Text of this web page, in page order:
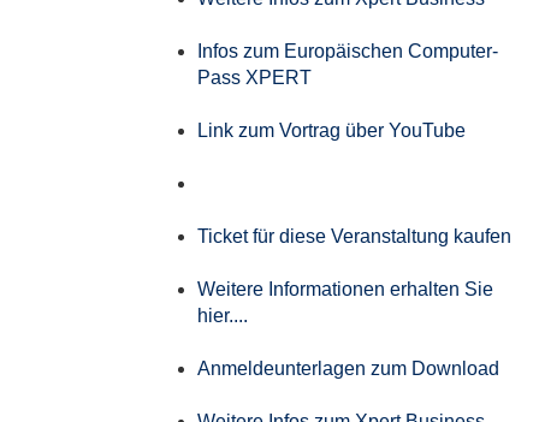
Infos zum Europäischen Computer-
Pass XPERT
Link zum Vortrag über YouTube
Ticket für diese Veranstaltung kaufen
Weitere Informationen erhalten Sie
hier....
Anmeldeunterlagen zum Download